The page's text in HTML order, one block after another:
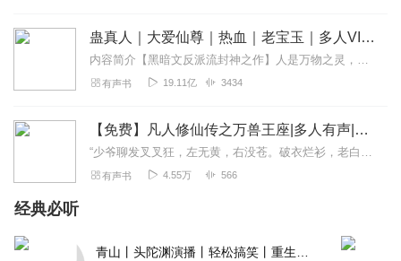
蛊真人｜大爱仙尊｜热血｜老宝玉｜多人VIP免费有声剧
内容简介【黑暗文反派流封神之作】人是万物之灵，蛊是天地真精。一个穿越者不断重生的故事。一个养蛊、炼蛊、用蛊的奇特世界。配音组（男角色）老宝玉旁白...
有声书 19.11亿 3434
【免费】凡人修仙传之万兽王座|多人有声|搞笑爽文
“少爷聊发叉叉狂，左无黄，右没苍。破衣烂衫，老白伴身旁。爹是盟主儿称霸，谁不服，一耳光。今天打猎没开张，没开张，又何妨？回到家中，宝贝摆...
有声书 4.55万 566
经典必听